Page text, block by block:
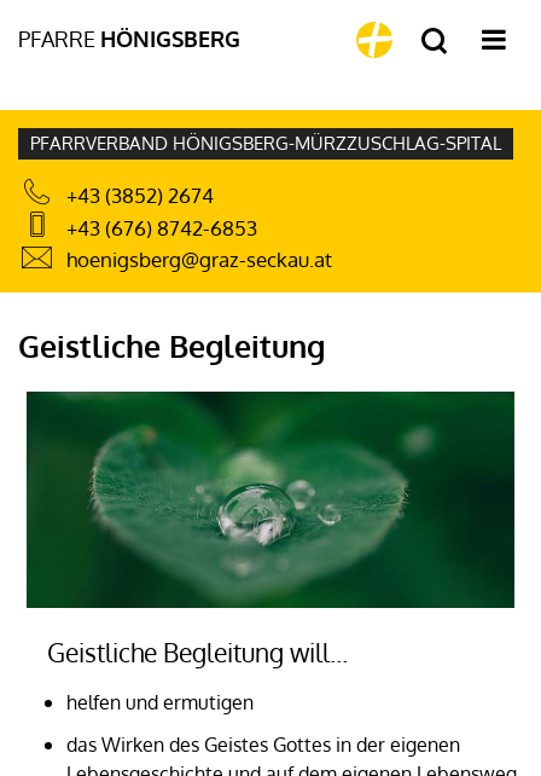
PFARRE HÖNIGSBERG
PFARRVERBAND HÖNIGSBERG-MÜRZZUSCHLAG-SPITAL
+43 (3852) 2674
+43 (676) 8742-6853
hoenigsberg@graz-seckau.at
Geistliche Begleitung
Geistliche Begleitung will…
helfen und ermutigen
das Wirken des Geistes Gottes in der eigenen